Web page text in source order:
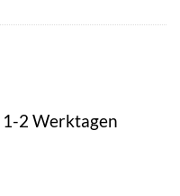
2 Werktagen